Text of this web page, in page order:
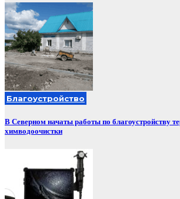
Благоустройство
В Северном начаты работы по благоустройству
химводоочистки